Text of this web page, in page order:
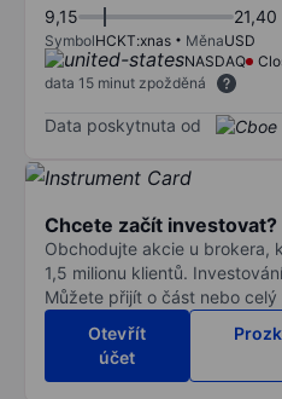
9,15 21,40
SymbolHCKT:xnas MěnaUSD
NASDAQ
data 15 minut zpožděná
Data poskytnuta od
Chcete začít investovat?
Obchodujte akcie u brokera,
1,5 milionu klientů.
Můžete přijít o část nebo
Otevřít
účet